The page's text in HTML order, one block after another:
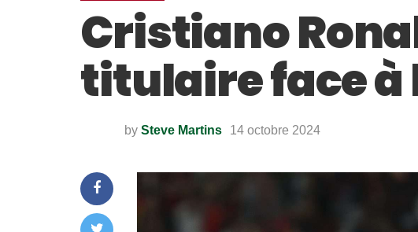
Cristiano
titulaire face à
by Steve Martins 14 octobre 2024